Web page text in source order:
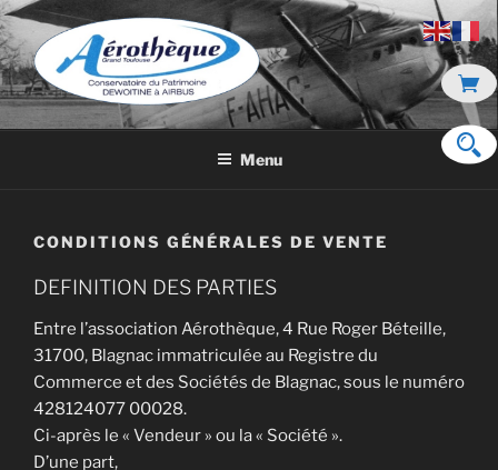
Aller
au
contenu
principal
DE DEWOITINE À AIRBUS
Menu
CONDITIONS GÉNÉRALES DE VENTE
DEFINITION DES PARTIES
Entre l’association Aérothèque, 4 Rue Roger Béteille,
31700, Blagnac immatriculée au Registre du
Commerce et des Sociétés de Blagnac, sous le numéro
428124077 00028.
Ci-après le « Vendeur » ou la « Société ».
D’une part,